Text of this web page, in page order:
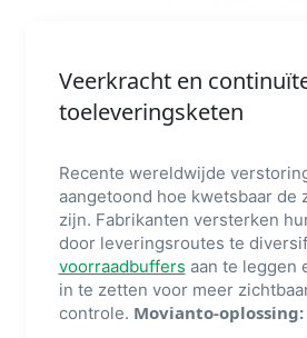
Veerkracht en
toeleveringsketen
Recente wereldwijde
aangetoond hoe kwetsbaar de
zijn. Fabrikanten versterken
door leveringsroutes te
voorraadbuffers aan te leggen
in te zetten voor meer
controle. Movianto-oplossing: